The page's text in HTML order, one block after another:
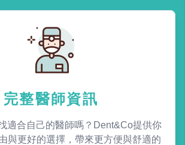
完整醫師資訊
適合自己的醫師嗎？Dent&Co提供你
與更好的選擇，帶來更方便與舒適的